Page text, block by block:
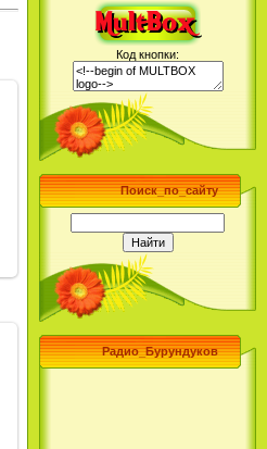
Код кнопки:
Поиск_по_сайту
Радио_Бурундуков